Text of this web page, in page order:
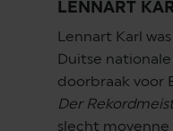
LENNART
Lennart Karl
Duitse
doorbraak voor
Der
slecht